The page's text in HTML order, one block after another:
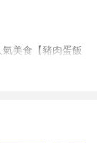
美食【豬肉蛋飯